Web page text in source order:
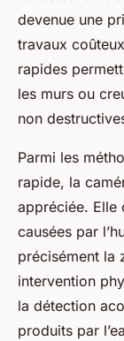
devenue une
travaux
rapides
les murs ou
non
Parmi les
rapide, la
appréciée. Elle
causées par
précisément la
intervention
la détection
produits par